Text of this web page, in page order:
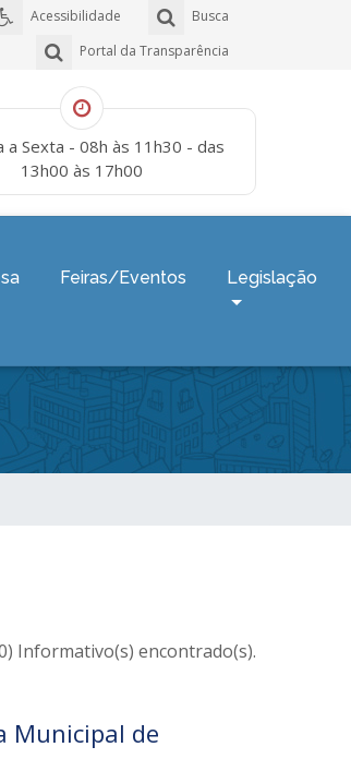
Busca
Acessibilidade
Portal da Transparência
a Sexta - 08h às 11h30 - das
13h00 às 17h00
Feiras/Eventos Legislação
Informativo(s) encontrado(s).
Municipal de